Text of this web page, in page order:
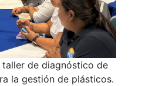
de diagnóstico de
la gestión de plásticos.